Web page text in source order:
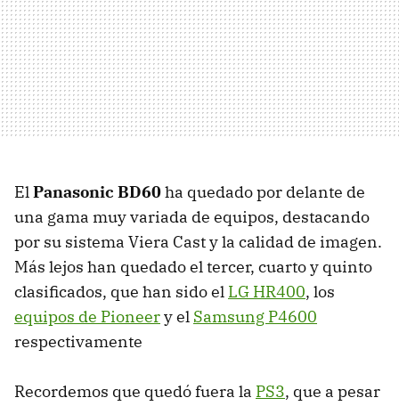
ElPanasonic BD60ha quedado por delante de
una gama muy variada de equipos, destacando
por su sistema Viera Cast y la calidad de imagen.
Más lejos han quedado el tercer, cuarto y quinto
clasificados, que han sido el LG HR400, los
equipos de Pioneery el Samsung P4600
respectivamente
Recordemos que quedó fuera la PS3, que a pesar